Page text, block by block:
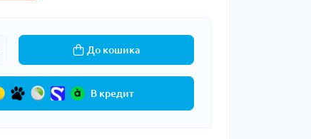
До кошика
В кредит